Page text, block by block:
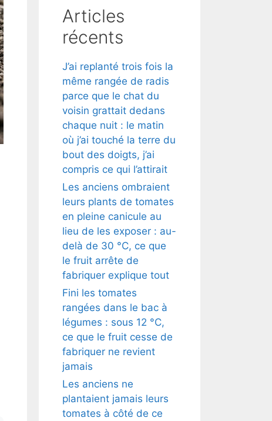
Articles
récents
J’ai replanté trois fois la
même rangée de radis
parce que le chat du
voisin grattait dedans
chaque nuit : le matin
où j’ai touché la terre du
bout des doigts, j’ai
compris ce qui l’attirait
Les anciens ombraient
leurs plants de tomates
en pleine canicule au
lieu de les exposer : au-
delà de 30 °C, ce que
le fruit arrête de
fabriquer explique tout
Fini les tomates
rangées dans le bac à
légumes : sous 12 °C,
ce que le fruit cesse de
fabriquer ne revient
jamais
Les anciens ne
plantaient jamais leurs
tomates à côté de ce